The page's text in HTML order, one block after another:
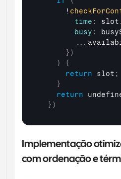
      !
time : slot
busy :
...
} )
)
{
return
slot ;
}
return
} )
Implementação
com ordenação e